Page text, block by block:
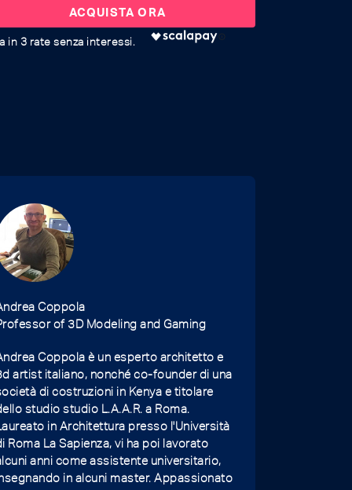
ACQUISTA ORA
Coppola
of 3D Modeling and Gaming
Coppola è un esperto architetto e
artist italiano, nonché co-founder di una
di costruzioni in Kenya e titolare
studio studio L.A.A.R. a Roma.
in Architettura presso l'Università
Roma La Sapienza, vi ha poi lavorato
anni come assistente universitario,
in alcuni master. Appassionato